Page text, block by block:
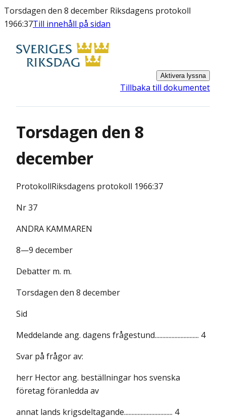
Torsdagen den 8 december Riksdagens protokoll
1966:37Till innehåll på sidan
Aktivera lyssna
Tillbaka till dokumentet
Torsdagen den 8
december
ProtokollRiksdagens protokoll 1966:37
Nr 37
ANDRA KAMMAREN
8—9 december
Debatter m. m.
Torsdagen den 8 december
Sid
Meddelande ang. dagens frågestund............................. 4
Svar på frågor av:
herr Hector ang. beställningar hos svenska
företag föranledda av
annat lands krigsdeltagande................................ 4